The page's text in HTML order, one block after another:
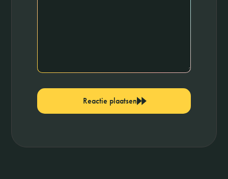
Reactie plaatsen